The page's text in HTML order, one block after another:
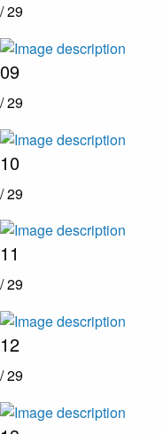
/ 29
09
/ 29
10
/ 29
11
/ 29
12
/ 29